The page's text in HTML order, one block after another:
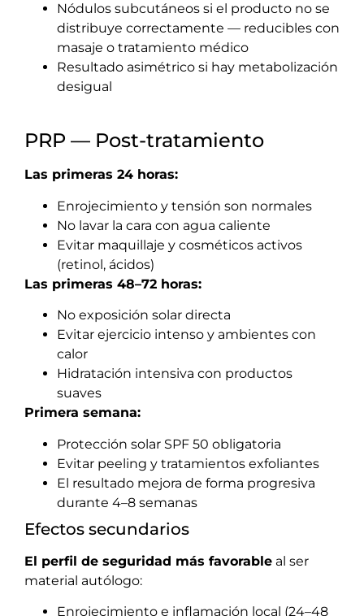
Nódulos subcutáneos si el producto no se
distribuye correctamente — reducibles con
masaje o tratamiento médico
Resultado asimétrico si hay metabolización
desigual
PRP — Post-tratamiento
Las primeras 24 horas:
Enrojecimiento y tensión son normales
No lavar la cara con agua caliente
Evitar maquillaje y cosméticos activos
(retinol, ácidos)
Las primeras 48–72 horas:
No exposición solar directa
Evitar ejercicio intenso y ambientes con
calor
Hidratación intensiva con productos
suaves
Primera semana:
Protección solar SPF 50 obligatoria
Evitar peeling y tratamientos exfoliantes
El resultado mejora de forma progresiva
durante 4–8 semanas
Efectos secundarios
El perfil de seguridad más favorable al ser
material autólogo:
Enrojecimiento e inflamación local (24–48